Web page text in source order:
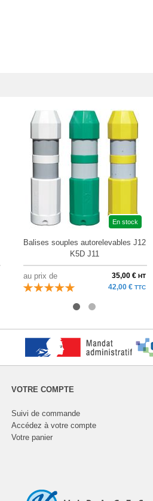
En stock
Balises souples autorelevables J12
K5D J11
au prix de 35,00 € HT
42,00 € TTC
VOTRE COMPTE
Suivi de commande
Accédez à votre compte
Votre panier